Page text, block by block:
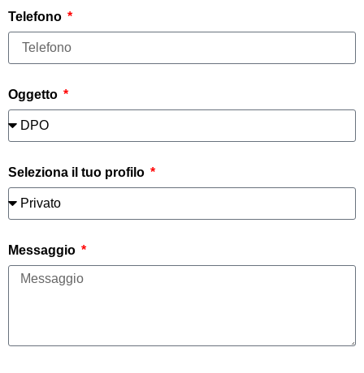
Telefono
Oggetto
Seleziona il tuo profilo
Messaggio